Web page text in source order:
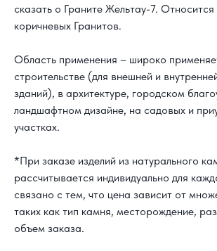
сказать о Граните Жельтау-7. Относится
коричневых Гранитов.
Область применения – широко
строительстве (для внешней и
зданий), в архитектуре, городском
ландшафтном дизайне, на садовых и
участках.
*При заказе изделий из натурального
рассчитывается индивидуально для
связано с тем, что цена зависит от
таких как тип камня, месторождение,
объем заказа.